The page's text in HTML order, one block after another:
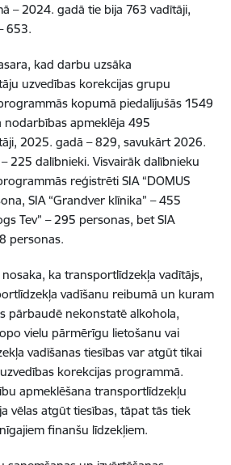
– 2024. gadā tie bija 763 vadītāji,
653.
kad darbu uzsāka
uzvedības korekcijas grupu
kopumā piedalījušās 1549
apmeklēja 495
2025. gadā – 829, savukārt 2026.
225 dalībnieki. Visvairāk dalībnieku
reģistrēti SIA “DOMUS
SIA “Grandver klīnika” – 455
Tev” – 295 personas, bet SIA
personas.
ka transportlīdzekļa vadītājs,
vadīšanu reibumā un kuram
pārbaudē nekonstatē alkohola,
vielu pārmērīgu lietošanu vai
vadīšanas tiesības var atgūt tikai
korekcijas programmā.
apmeklēšana transportlīdzekļu
vēlas atgūt tiesības, tāpat tās tiek
finanšu līdzekļiem.